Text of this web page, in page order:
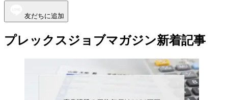
友だちに追加
プレックスジョブマガジン新着記事